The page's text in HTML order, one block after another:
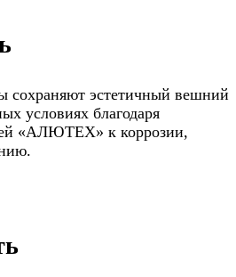
сохраняют эстетичный вешний
условиях благодаря
«АЛЮТЕХ» к коррозии,